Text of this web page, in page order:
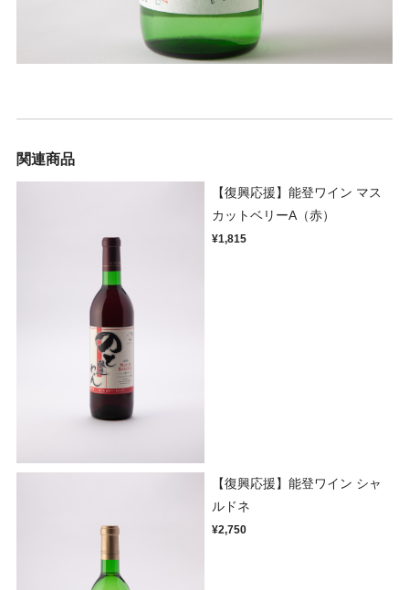
関連商品
【復興応援】能登ワイン マス
カットベリーA（赤）
¥1,815
【復興応援】能登ワイン シャ
ルドネ
¥2,750